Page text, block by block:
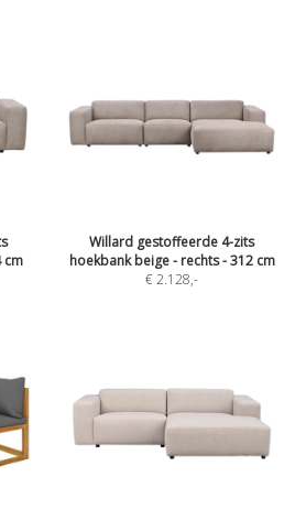
cm
Willard gestoffeerde 4-zits
hoekbank beige - rechts - 312 cm
€ 2.128,-